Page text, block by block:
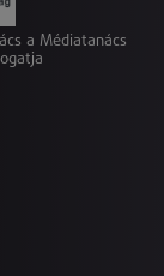
a Médiatanács